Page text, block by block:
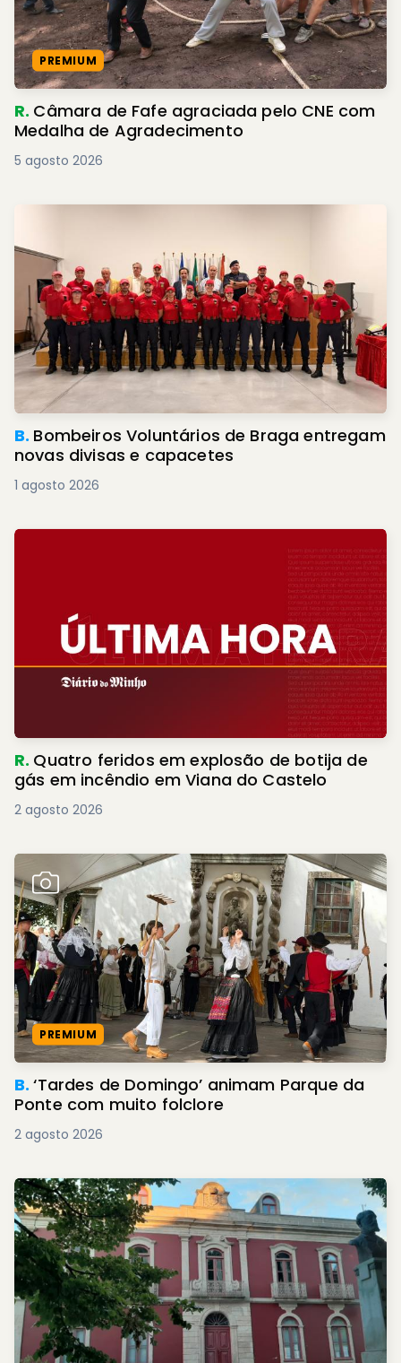
PREMIUM
R. Câmara de Fafe agraciada pelo CNE com
Medalha de Agradecimento
5 agosto 2026
B. Bombeiros Voluntários de Braga entregam
novas divisas e capacetes
1 agosto 2026
R. Quatro feridos em explosão de botija de
gás em incêndio em Viana do Castelo
2 agosto 2026
PREMIUM
B.‘Tardes de Domingo’ animam Parque da
Ponte com muito folclore
2 agosto 2026